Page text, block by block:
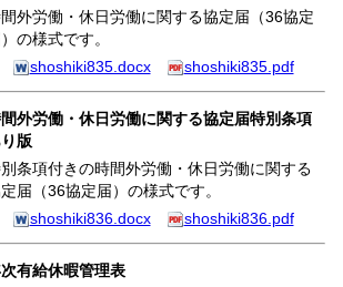
外労働・休日労働に関する協定届（36協定
の様式です。
shoshiki835.docx
shoshiki835.pdf
外労働・休日労働に関する協定届特別条項
版
条項付きの時間外労働・休日労働に関する
届（36協定届）の様式です。
shoshiki836.docx
shoshiki836.pdf
有給休暇管理表